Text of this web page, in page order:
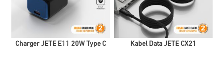
Charger JETE E11 20W Type C Kabel Data JETE CX21